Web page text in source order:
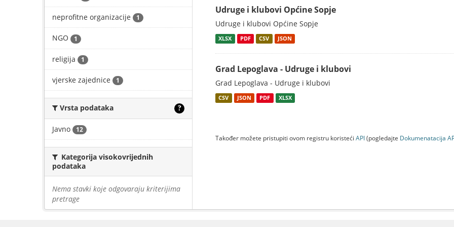
neprofitne organizacije 1
NGO 1
religija 1
vjerske zajednice 1
Vrsta podataka ?
Javno 12
Kategorija visokovrijednih
podataka
Nema stavki koje odgovaraju kriterijima
pretrage
Udruge i klubovi Općine Sopje
Udruge i klubovi Općine Sopje
XLSX PDF CSV JSON
Grad Lepoglava - Udruge i klubovi
Grad Lepoglava - Udruge i klubovi
CSV JSON PDF XLSX
Također možete pristupiti ovom registru koristeći API(pogledajte Dokumenаtаcijа